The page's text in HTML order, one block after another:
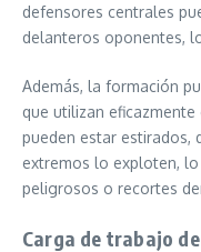
defensores centrales
delanteros oponentes,
Además, la formación
que utilizan
pueden estar estirados,
extremos lo exploten,
peligrosos o recortes
Carga de trabajo